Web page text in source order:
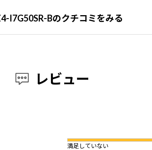
I7G50SR-Bのクチコミをみる
レビュー
満足していない